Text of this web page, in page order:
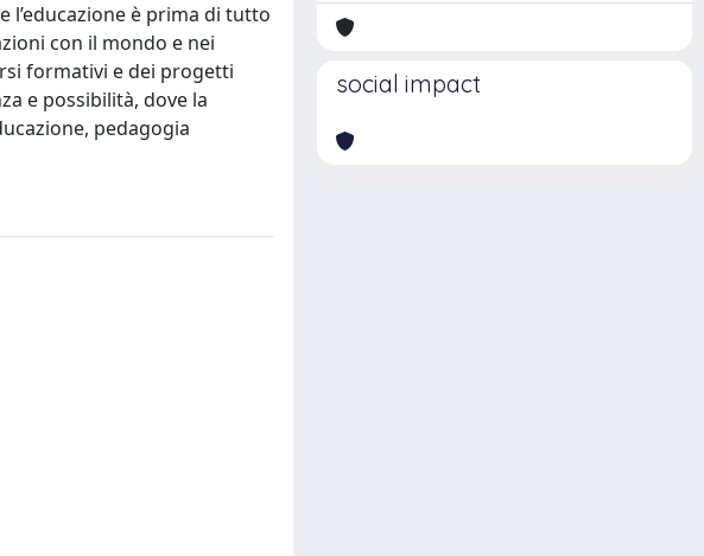
l’educazione è prima di tutto
con il mondo e nei
formativi e dei progetti
e possibilità, dove la
pedagogia
social impact